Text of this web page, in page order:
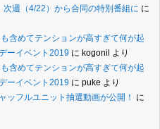
週（4/22）から合同の特別番組に に
含めてテンションが高すぎて何が起
ーイベント2019 に kogonil より
含めてテンションが高すぎて何が起
ーイベント2019 に puke より
ッフルユニット抽選動画が公開！
に